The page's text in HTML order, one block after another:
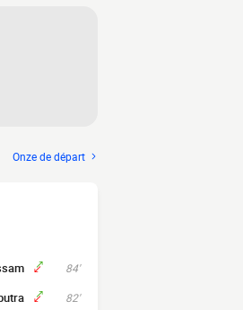
Onze de départ
84'
82'